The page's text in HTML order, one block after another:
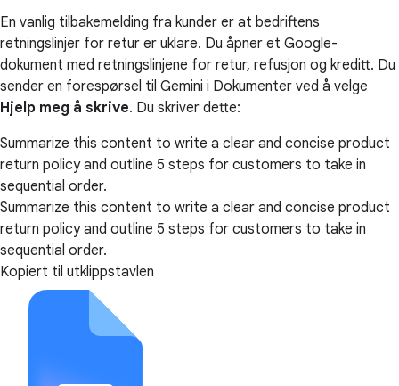
En vanlig tilbakemelding fra kunder er at bedriftens
retningslinjer for retur er uklare. Du åpner et Google-
dokument med retningslinjene for retur, refusjon og kreditt. Du
sender en forespørsel til Gemini i Dokumenter ved å velge
Hjelp meg å skrive. Du skriver dette:
Summarize this content to write a clear and concise product
return policy and outline 5 steps for customers to take in
sequential order.
Summarize this content to write a clear and concise product
return policy and outline 5 steps for customers to take in
sequential order.
Kopiert til utklippstavlen